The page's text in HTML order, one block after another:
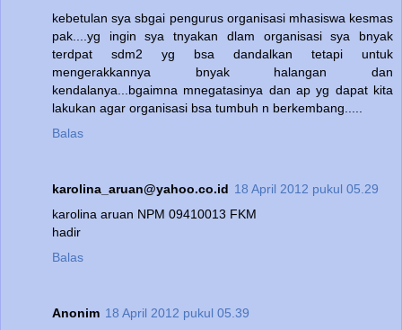
kebetulan sya sbgai pengurus organisasi mhasiswa kesmas
pak....yg ingin sya tnyakan dlam organisasi sya bnyak
terdpat sdm2 yg bsa dandalkan tetapi untuk
mengerakkannya bnyak halangan dan
kendalanya...bgaimna mnegatasinya dan ap yg dapat kita
lakukan agar organisasi bsa tumbuh n berkembang.....
Balas
karolina_aruan@yahoo.co.id 18 April 2012 pukul 05.29
karolina aruan NPM 09410013 FKM
hadir
Balas
Anonim 18 April 2012 pukul 05.39